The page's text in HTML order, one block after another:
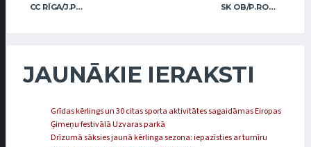
CC RĪGA/J.PAVLOVSKA S. DJAČENKO SK OB/P.ROŽKOVA A.LASMANS
JAUNĀKIE IERAKSTI
Grīdas kērlings un 30 citas sporta aktivitātes sagaidāmas Eiropas
Ģimeņu festivālā Uzvaras parkā
Drīzumā sāksies jaunā kērlinga sezona: iepazīsties ar turnīru